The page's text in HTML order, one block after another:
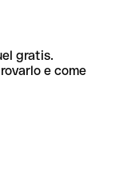
gratis.
e come